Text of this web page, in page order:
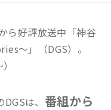
ら好評放送中「神谷
〜」（DGS）。
は、 番組から